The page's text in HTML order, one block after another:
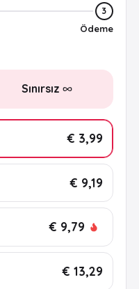
3
Ödeme
Sınırsız
€ 3,99
€ 9,19
€ 9,79
€ 13,29